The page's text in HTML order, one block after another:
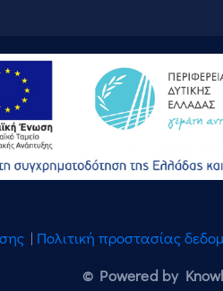
| Πολιτική προστασίας
© Powered by